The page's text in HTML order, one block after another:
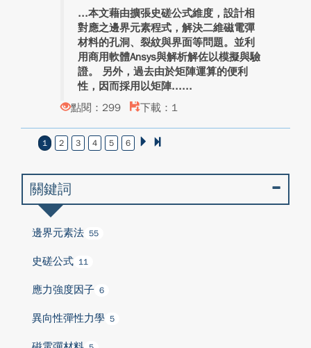
本文藉由擴張史磋公式維度，設計相
對應之邊界元素程式，解決二維磁電彈
材料的孔洞、裂紋與界面等問題。並利
用商用軟體Ansys與解析解佐以模擬與驗
證。 另外，過去由於矩陣運算的便利
性，因而採用以矩陣...
點閱：299
下載：1
1 2 3 4 5 6
關鍵詞
邊界元素法 55
史磋公式 11
應力強度因子 6
異向性彈性力學 5